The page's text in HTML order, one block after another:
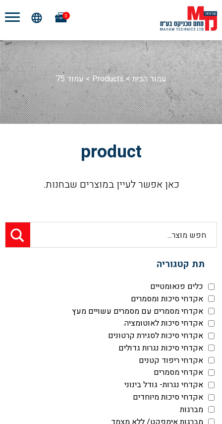
0
עמוד הבית>
Products
>עמוד 75
product
כאן אפשר לעיין במוצרים שבחנות.
תת קטגוריה
כלים פנאומטיים
אקדחי סיכות ומסמרים
אקדחי מסמרים עם מסמרים עשויים מעץ
אקדחי סיכות לאוטומציה
אקדחי סיכות לסגירת קרטונים
אקדחי סיכות נגרות גדולים
אקדחי ריפוד קטנים
אקדחי מסמרים
אקדחי נגרות- גודל בינוני
אקדחי סיכות מיוחדים
מברגות